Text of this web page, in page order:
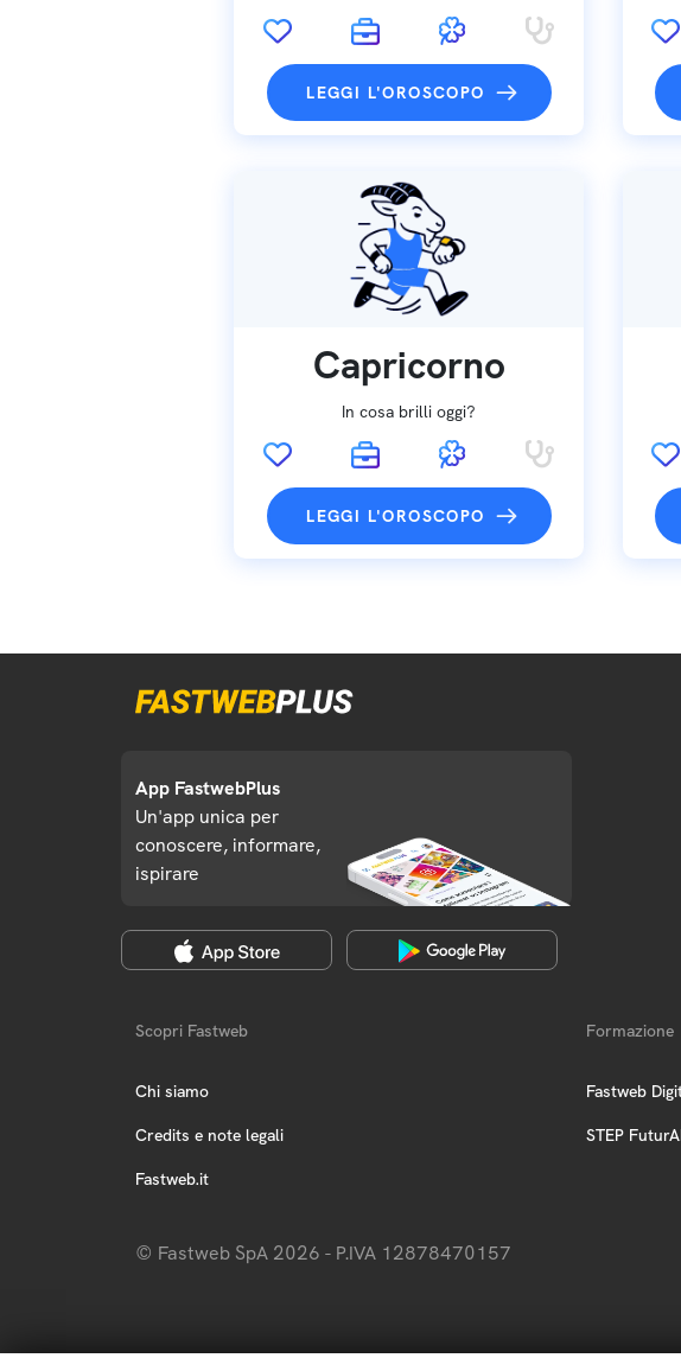
LEGGI L'OROSCOPO
Capricorno
In cosa brilli oggi?
LEGGI L'OROSCOPO
App FastwebPlus
Un'app unica per
conoscere, informare,
ispirare
Scopri Fastweb
Chi siamo
Credits e note legali
Fastweb.it
Formazione
Fastweb
STEP
© Fastweb SpA 2026 - P.IVA 12878470157